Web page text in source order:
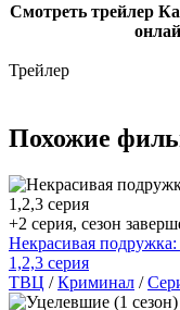
Смотреть трейлер
Трейлер
Похожие
+2 серия, сезон
Некрасивая
1,2,3 серия
ТВЦ /Криминал /